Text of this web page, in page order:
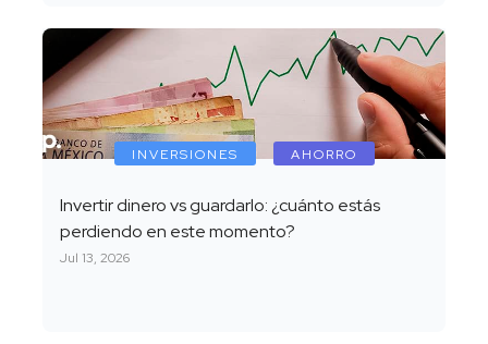
INVERSIONES AHORRO
Invertir dinero vs guardarlo: ¿cuánto estás
perdiendo en este momento?
Jul 13, 2026